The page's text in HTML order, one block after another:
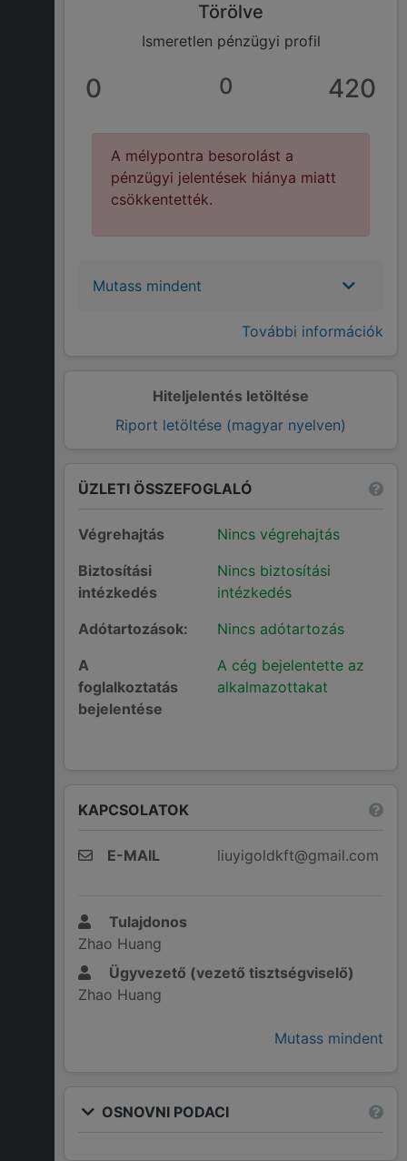
Hiteljelentés letöltése
Riport letöltése (magyar nyelven)
Törölve
Ismeretlen pénzügyi profil
0 0 420
A mélypontra besorolást a
pénzügyi jelentések hiánya miatt
csökkentették.
Mutass mindent
További információk
ÜZLETI ÖSSZEFOGLALÓ
Végrehajtás
Nincs végrehajtás
Biztosítási
intézkedés
Nincs biztosítási
intézkedés
Adótartozások:
Nincs adótartozás
A
foglalkoztatás
bejelentése
A cég bejelentette az
alkalmazottakat
KAPCSOLATOK
E-MAIL liuyigoldkft@gmail.com
Tulajdonos
Zhao Huang
Ügyvezető (vezető tisztségviselő)
Zhao Huang
Mutass mindent
OSNOVNI PODACI